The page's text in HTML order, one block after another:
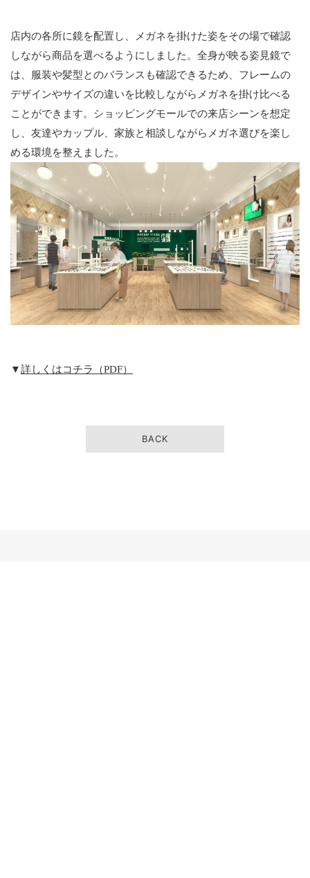
店内の各所に鏡を配置し、メガネを掛けた姿をその場で確認
しながら商品を選べるようにしました。全身が映る姿見鏡で
は、服装や髪型とのバランスも確認できるため、フレームの
デザインやサイズの違いを比較しながらメガネを掛け比べる
ことができます。ショッピングモールでの来店シーンを想定
し、友達やカップル、家族と相談しながらメガネ選びを楽し
める環境を整えました。
▼詳しくはコチラ（PDF）
BACK